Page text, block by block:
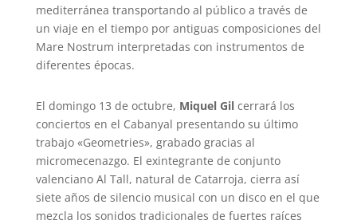
mediterránea transportando al público a través de
un viaje en el tiempo por antiguas composiciones del
Mare Nostrum interpretadas con instrumentos de
diferentes épocas.
El domingo 13 de octubre, Miquel Gilcerrará los
conciertos en el Cabanyal presentando su último
trabajo «Geometries», grabado gracias al
micromecenazgo. El exintegrante de conjunto
valenciano Al Tall, natural de Catarroja, cierra así
siete años de silencio musical con un disco en el que
mezcla los sonidos tradicionales de fuertes raíces